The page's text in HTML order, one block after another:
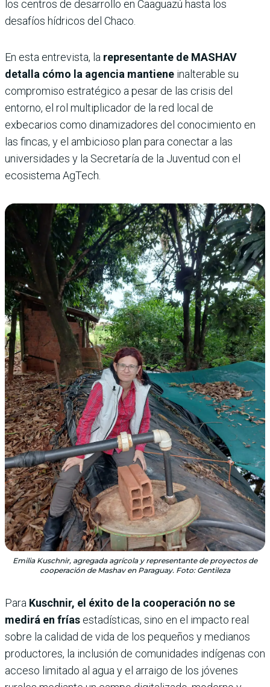
los centros de desarrollo en Caaguazú hasta los
desafíos hídricos del Chaco.
En esta entrevista, la representante de MASHAV
detalla cómo la agencia mantiene inalterable su
compromiso estratégico a pesar de las crisis del
entorno, el rol multiplicador de la red local de
exbecarios como dinamizadores del conocimiento en
las fincas, y el ambicioso plan para conectar a las
universidades y la Secretaría de la Juventud con el
ecosistema AgTech.
Emilia Kuschnir, agregada agrícola y representante de proyectos de
cooperación de Mashav en Paraguay. Foto: Gentileza
Para Kuschnir, el éxito de la cooperación no se
medirá en frías estadísticas, sino en el impacto real
sobre la calidad de vida de los pequeños y medianos
productores, la inclusión de comunidades indígenas con
acceso limitado al agua y el arraigo de los jóvenes